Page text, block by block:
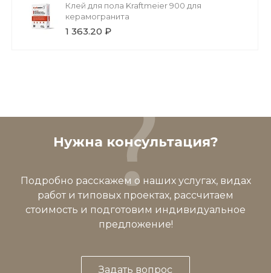
Клей для пола Kraftmeier 900 для
керамогранита
1 363.20 ₽
Нужна консультация?
Подробно расскажем о наших услугах, видах
работ и типовых проектах, рассчитаем
стоимость и подготовим индивидуальное
предложение!
Задать вопрос